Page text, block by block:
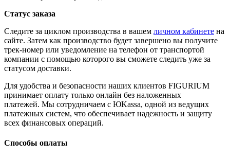
Статус заказа
Следите за циклом производства в вашем личном кабинете на
сайте. Затем как производство будет завершено вы получите
трек-номер или уведомление на телефон от транспортой
компании с помощью которого вы сможете следить уже за
статусом доставки.
Для удобства и безопасности наших клиентов FIGURIUM
принимает оплату только онлайн без наложенных
платежей. Мы сотрудничаем с ЮKassa, одной из ведущих
платежных систем, что обеспечивает надежность и защиту
всех финансовых операций.
Способы оплаты